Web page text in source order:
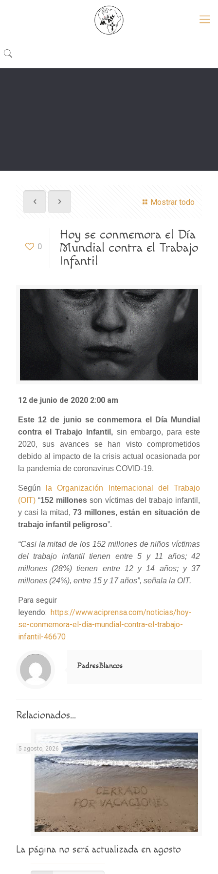
Mostrar todo
0
Hoy se conmemora el Día
Mundial contra el Trabajo
Infantil
12 de junio de 2020 2:00 am
Este 12 de junio se conmemora el Día Mundial
contra el Trabajo Infantil, sin embargo, para este
2020, sus avances se han visto comprometidos
debido al impacto de la crisis actual ocasionada por
la pandemia de coronavirus COVID-19.
Según la Organización Internacional del Trabajo
(OIT)“152 millones son víctimas del trabajo infantil,
y casi la mitad, 73 millones, están en situación de
trabajo infantil peligroso”.
“Casi la mitad de los 152 millones de niños víctimas
del trabajo infantil tienen entre 5 y 11 años; 42
millones (28%) tienen entre 12 y 14 años; y 37
millones (24%), entre 15 y 17 años”, señala la OIT.
Para seguir
leyendo: https://www.aciprensa.com/noticias/hoy-
se-conmemora-el-dia-mundial-contra-el-trabajo-
infantil-46670
Notice
: Trying to access array offset on value of type null in
/home/misioner/public_html/padresblancos/themes/betheme/includes/content-single.php
on line
286
PadresBlancos
Relacionados...
5 agosto, 2026
La página no será actualizada en agosto